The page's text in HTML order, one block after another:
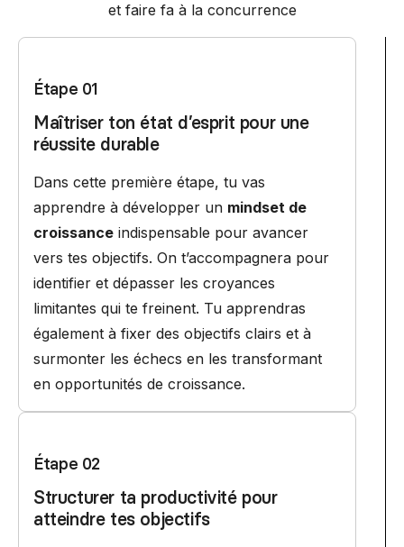
et faire fa à la concurrence
Étape 01
Maîtriser ton état d’esprit pour une
réussite durable
Dans cette première étape, tu vas
apprendre à développer un mindset de
croissance indispensable pour avancer
vers tes objectifs. On t’accompagnera pour
identifier et dépasser les croyances
limitantes qui te freinent. Tu apprendras
également à fixer des objectifs clairs et à
surmonter les échecs en les transformant
en opportunités de croissance.
Étape 02
Structurer ta productivité pour
atteindre tes objectifs